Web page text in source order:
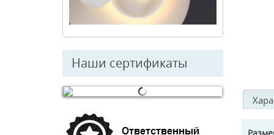
Наши сертификаты